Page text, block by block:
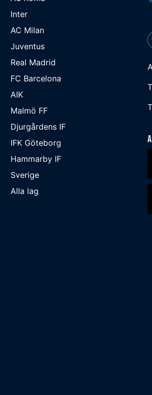
Inter
AC Milan
Juventus
Real Madrid
FC Barcelona
AIK
Malmö FF
Djurgårdens IF
IFK Göteborg
Hammarby IF
Sverige
Alla lag